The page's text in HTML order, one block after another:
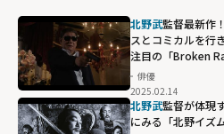
北野武監督最新作！
スとコミカルを行
注目の「Broken
俳優
2025.02.14
北野武監督が体現
にみる「北野イズム